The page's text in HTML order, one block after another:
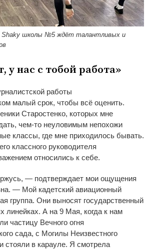
Shaky школы №5 ждёт талантливых и
унас с тобой работа»
работы
малый срок, чтобы всё оценить.
Старостенко, которых мне
чем-то неуловимым непохожи
классы, где мне приходилось бывать.
классного руководителя
относились к себе.
— подтверждает мои ощущения
— Мой кадетский авиационный
группа. Они выносят государственный
линейках. А на 9 Мая, когда к нам
частицу Вечного огня
сада, с Могилы Неизвестного
стояли в карауле. Я смотрела